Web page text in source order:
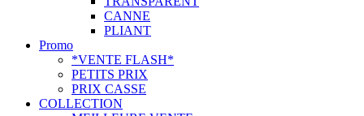
CANNE
PLIANT
Promo
*VENTE FLASH*
PETITS PRIX
PRIX CASSE
COLLECTION